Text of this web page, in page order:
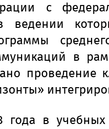
с
ведении
в
проведение
года в